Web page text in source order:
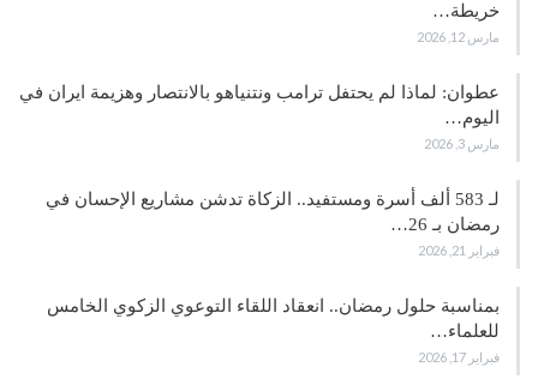
خريطة…
مارس 12, 2026
عطوان: لماذا لم يحتفل ترامب ونتنياهو بالانتصار وهزيمة ايران في
اليوم…
مارس 3, 2026
لـ 583 ألف أسرة ومستفيد.. الزكاة تدشن مشاريع الإحسان في
رمضان بـ 26…
فبراير 21, 2026
بمناسبة حلول رمضان.. انعقاد اللقاء التوعوي الزكوي الخامس
للعلماء…
فبراير 17, 2026